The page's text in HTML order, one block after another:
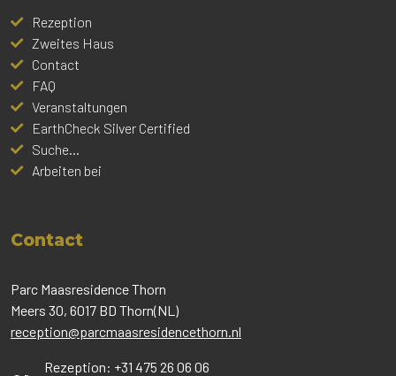
Rezeption
Zweites Haus
Contact
FAQ
Veranstaltungen
EarthCheck Silver Certified
Suche...
Arbeiten bei
Contact
Parc Maasresidence Thorn
Meers 30, 6017 BD Thorn(NL)
reception@parcmaasresidencethorn.nl
Rezeption: +31 475 26 06 06